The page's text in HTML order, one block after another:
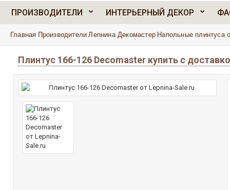
ПРОИЗВОДИТЕЛИ ИНТЕРЬЕРНЫЙ ДЕКОР
Главная Производители Лепнина Декомастер Напольные плинтуса
Плинтус 166-126 Decomaster купить с